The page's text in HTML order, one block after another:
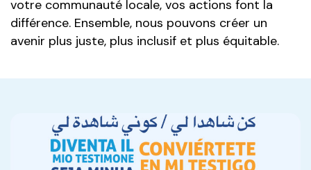
votre communauté locale, vos actions font la
différence. Ensemble, nous pouvons créer un
avenir plus juste, plus inclusif et plus équitable.